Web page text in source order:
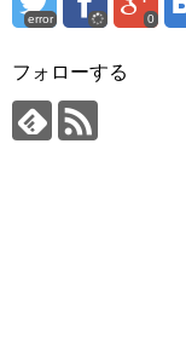
error 0
フォローする